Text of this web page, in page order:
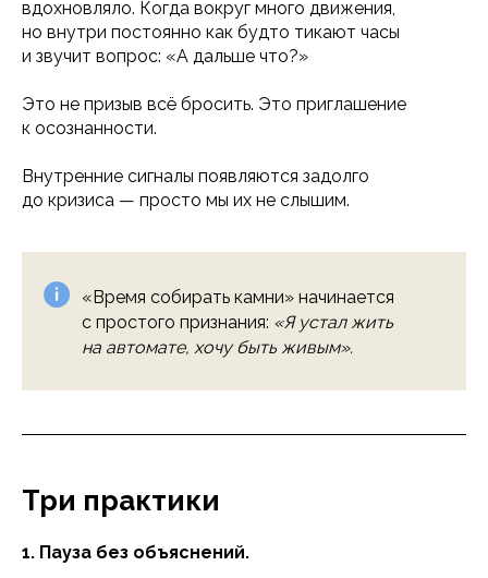
вдохновляло. Когда вокруг много движения,
но внутри постоянно как будто тикают часы
и звучит вопрос: «А дальше что?»
Это не призыв всё бросить. Это приглашение
к осознанности.
Внутренние сигналы появляются задолго
до кризиса — просто мы их не слышим.
«Время собирать камни» начинается
с простого признания: «Я устал жить
на автомате, хочу быть живым».
Три практики
1. Пауза без объяснений.